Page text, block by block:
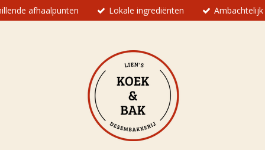
afhaalpunten Lokale ingrediënten